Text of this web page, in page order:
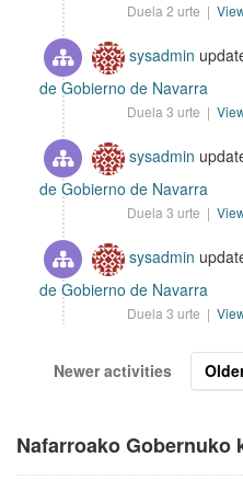
Nafarroako Gobernuko
Duela 2 urte |
sysadmin
de Gobierno de Navarra
Duela 3 urte |
sysadmin
de Gobierno de Navarra
Duela 3 urte |
sysadmin
de Gobierno de Navarra
Duela 3 urte |
Newer activities